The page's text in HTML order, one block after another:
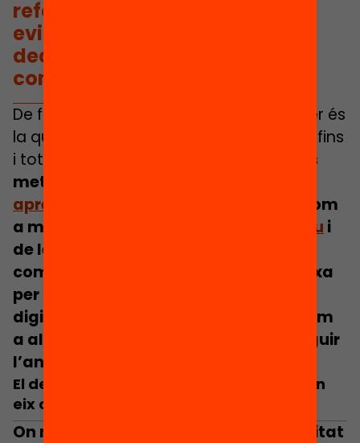
referència i bones pràctiques i
evidències que suportin les
decisions que es prendran, tal
com ja es fa en altres països.
De fet, aquesta darrera pregunta potser és
la que hauria de fonamentar el debat i, fins
i tot, canalitzar-lo:
Mòbils com a recurs
metodològic
aprenentatges acadèmics
? Mòbils com
a mitjà pel
desenvolupament cognitiu i
de les intel·ligències digitals? Mòbils
com a finalitat educativa en si mateixa
per desenvolupar les competències
digitals? Altres dispositius digitals com
a alternatives als mòbils per aconseguir
l’anterior?
El debat haurà de situar l’equitat com un
eix clau
On no tenim dubtes és en situar l’equitat